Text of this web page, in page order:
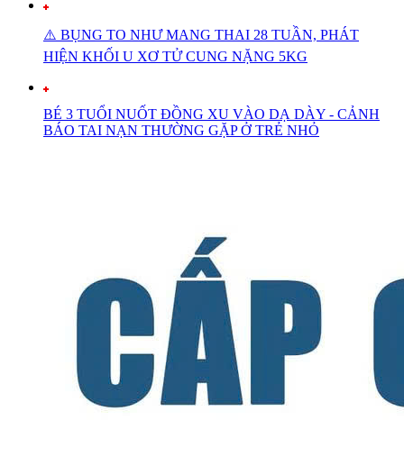
⚠️ BỤNG TO NHƯ MANG THAI 28 TUẦN, PHÁT
HIỆN KHỐI U XƠ TỬ CUNG NẶNG 5KG
BÉ 3 TUỔI NUỐT ĐỒNG XU VÀO DẠ DÀY - CẢNH
BÁO TAI NẠN THƯỜNG GẶP Ở TRẺ NHỎ